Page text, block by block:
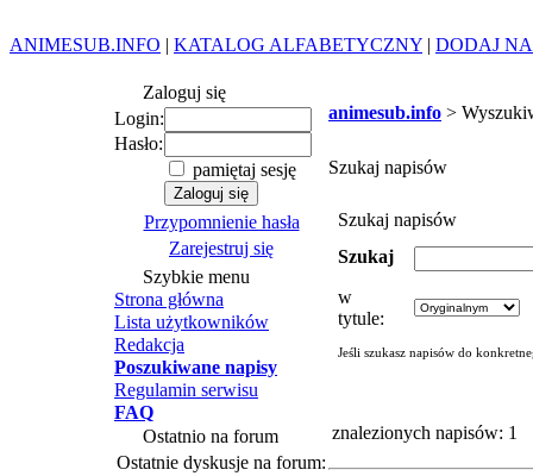
ANIMESUB.INFO | KATALOG ALFABETYCZNY | DODAJ
Zaloguj się
Login:
Hasło:
pamiętaj sesję
Przypomnienie hasła
Zarejestruj się
Szybkie menu
Strona główna
Lista użytkowników
Redakcja
Poszukiwane napisy
Regulamin serwisu
FAQ
Ostatnio na forum
Ostatnie dyskusje na forum:
animesub.info >
Szukaj napisów
Szukaj napisów
Szukaj
w
tytule:
Jeśli szukasz napisów do
znalezionych napisów: 1